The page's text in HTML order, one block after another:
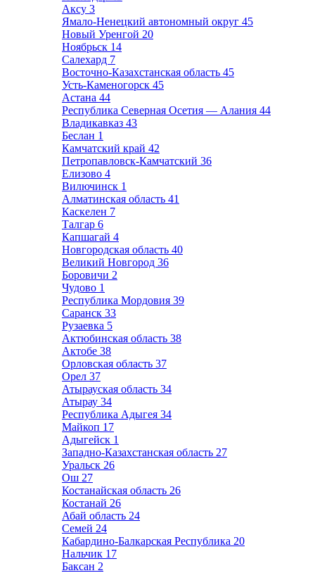
Аксу 3
Ямало-Ненецкий автономный округ 45
Новый Уренгой 20
Ноябрьск 14
Салехард 7
Восточно-Казахстанская область 45
Усть-Каменогорск 45
Астана 44
Республика Северная Осетия — Алания 44
Владикавказ 43
Беслан 1
Камчатский край 42
Петропавловск-Камчатский 36
Елизово 4
Вилючинск 1
Алматинская область 41
Каскелен 7
Талгар 6
Капшагай 4
Новгородская область 40
Великий Новгород 36
Боровичи 2
Чудово 1
Республика Мордовия 39
Саранск 33
Рузаевка 5
Актюбинская область 38
Актобе 38
Орловская область 37
Орел 37
Атырауская область 34
Атырау 34
Республика Адыгея 34
Майкоп 17
Адыгейск 1
Западно-Казахстанская область 27
Уральск 26
Ош 27
Костанайская область 26
Костанай 26
Абай область 24
Семей 24
Кабардино-Балкарская Республика 20
Нальчик 17
Баксан 2